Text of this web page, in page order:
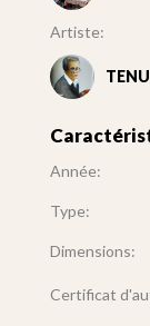
Artiste:
Année:
Type:
Dimensions:
Certificat